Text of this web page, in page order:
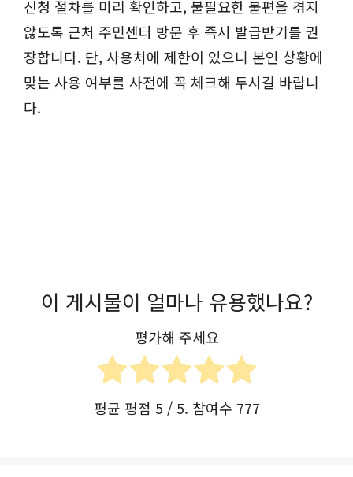
신청 절차를 미리 확인하고, 불필요한 불편을 겪지
않도록 근처 주민센터 방문 후 즉시 발급받기를 권
장합니다. 단, 사용처에 제한이 있으니 본인 상황에
맞는 사용 여부를 사전에 꼭 체크해 두시길 바랍니
다.
이 게시물이 얼마나 유용했나요?
평가해 주세요
평균 평점 5 / 5. 참여수 777